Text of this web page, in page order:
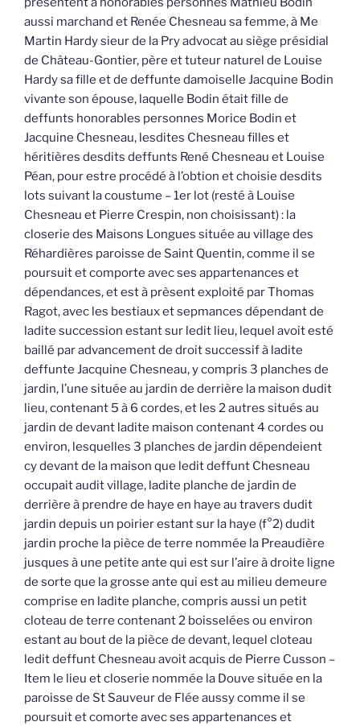
aussi marchand et Renée Chesneau sa femme, à Me
Martin Hardy sieur de la Pry advocat au siège présidial
de Château-Gontier, père et tuteur naturel de Louise
Hardy sa fille et de deffunte damoiselle Jacquine Bodin
vivante son épouse, laquelle Bodin était fille de
deffunts honorables personnes Morice Bodin et
Jacquine Chesneau, lesdites Chesneau filles et
héritières desdits deffunts René Chesneau et Louise
Péan, pour estre procédé à l’obtion et choisie desdits
lots suivant la coustume – 1er lot (resté à Louise
Chesneau et Pierre Crespin, non choisissant) : la
closerie des Maisons Longues située au village des
Réhardières paroisse de Saint Quentin, comme il se
poursuit et comporte avec ses appartenances et
dépendances, et est à prèsent exploité par Thomas
Ragot, avec les bestiaux et sepmances dépendant de
ladite succession estant sur ledit lieu, lequel avoit esté
baillé par advancement de droit successif à ladite
deffunte Jacquine Chesneau, y compris 3 planches de
jardin, l’une située au jardin de derrière la maison dudit
lieu, contenant 5 à 6 cordes, et les 2 autres situés au
jardin de devant ladite maison contenant 4 cordes ou
environ, lesquelles 3 planches de jardin dépendeient
cy devant de la maison que ledit deffunt Chesneau
occupait audit village, ladite planche de jardin de
derrière à prendre de haye en haye au travers dudit
jardin depuis un poirier estant sur la haye (f°2) dudit
jardin proche la pièce de terre nommée la Preaudière
jusques à une petite ante qui est sur l’aire à droite ligne
de sorte que la grosse ante qui est au milieu demeure
comprise en ladite planche, compris aussi un petit
cloteau de terre contenant 2 boisselées ou environ
estant au bout de la pièce de devant, lequel cloteau
ledit deffunt Chesneau avoit acquis de Pierre Cusson –
Item le lieu et closerie nommée la Douve située en la
paroisse de St Sauveur de Flée aussy comme il se
poursuit et comorte avec ses appartenances et